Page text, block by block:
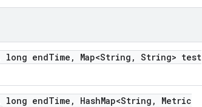
long endTime , Map<String , String> test
long endTime , HashMap<String ,
Metric